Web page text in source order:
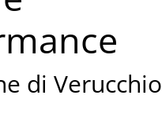
di Verucchio